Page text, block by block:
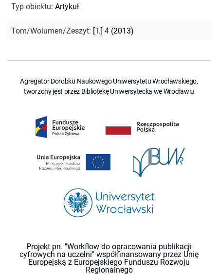
Typ obiektu: Artykuł
Tom/Wolumen/Zeszyt: [T.] 4 (2013)
Agregator Dorobku Naukowego Uniwersytetu Wrocławskiego,
tworzony jest przez Bibliotekę Uniwersytecką we Wrocławiu
Projekt pn. "Workflow do opracowania publikacji
cyfrowych na uczelni" współfinansowany przez Unię
Europejską z Europejskiego Funduszu Rozwoju
Regionalnego